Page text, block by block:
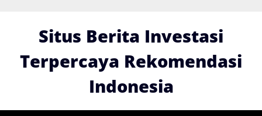
Situs Berita Investasi
Terpercaya Rekomendasi
Indonesia